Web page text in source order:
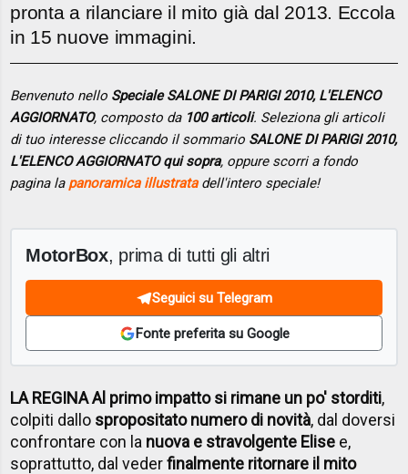
pronta a rilanciare il mito già dal 2013. Eccola
in 15 nuove immagini.
Benvenuto nello Speciale SALONE DI PARIGI 2010, L'ELENCO
AGGIORNATO, composto da 100 articoli. Seleziona gli articoli
di tuo interesse cliccando il sommario SALONE DI PARIGI 2010,
L'ELENCO AGGIORNATO qui sopra, oppure scorri a fondo
pagina la panoramica illustratadell'intero speciale!
MotorBox, prima di tutti gli altri
Seguici su Telegram
Fonte preferita su Google
LA REGINA Al primo impatto si rimane un po' storditi,
colpiti dallo spropositato numero di novità, dal doversi
confrontare con la nuova e stravolgente Elise e,
soprattutto, dal vederfinalmente ritornare il mito